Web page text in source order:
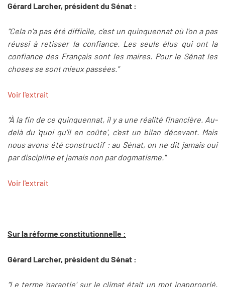
Gérard Larcher, président du Sénat :
"Cela n'a pas été difficile, c'est un quinquennat où l'on a pas
réussi à retisser la confiance. Les seuls élus qui ont la
confiance des Français sont les maires. Pour le Sénat les
choses se sont mieux passées."
Voir l'extrait
"À la fin de ce quinquennat, il y a une réalité financière. Au-
delà du 'quoi qu'il en coûte', c'est un bilan décevant. Mais
nous avons été constructif : au Sénat, on ne dit jamais oui
par discipline et jamais non par dogmatisme."
Voir l'extrait
Sur la réforme constitutionnelle :
Gérard Larcher, président du Sénat :
"Le terme 'garantie' sur le climat était un mot inapproprié,